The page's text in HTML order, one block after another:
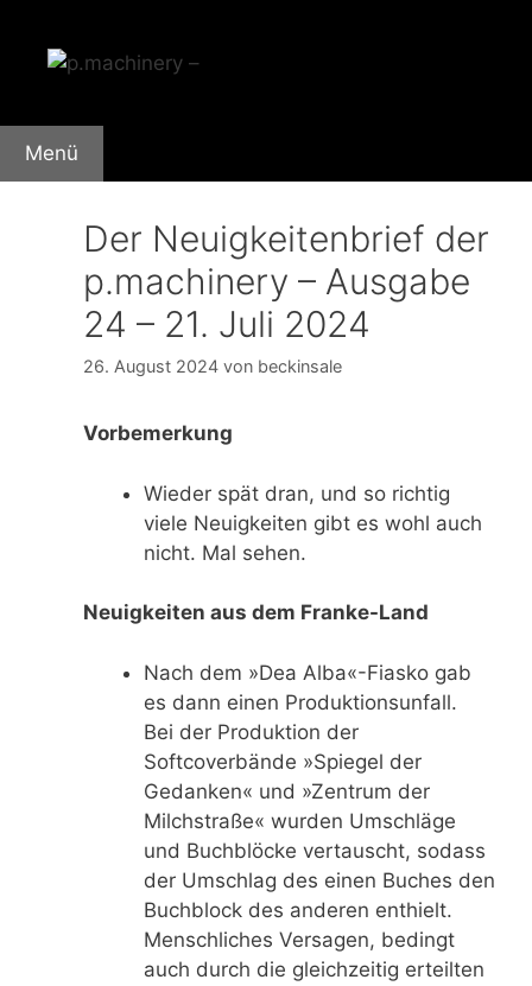
Inhalt
springen
Menü
Der Neuigkeitenbrief der
p.machinery – Ausgabe
24 – 21. Juli 2024
26. August 2024 von beckinsale
Vorbemerkung
Wieder spät dran, und so richtig
viele Neuigkeiten gibt es wohl auch
nicht. Mal sehen.
Neuigkeiten aus dem Franke-Land
Nach dem »Dea Alba«-Fiasko gab
es dann einen Produktionsunfall.
Bei der Produktion der
Softcoverbände »Spiegel der
Gedanken« und »Zentrum der
Milchstraße« wurden Umschläge
und Buchblöcke vertauscht, sodass
der Umschlag des einen Buches den
Buchblock des anderen enthielt.
Menschliches Versagen, bedingt
auch durch die gleichzeitig erteilten